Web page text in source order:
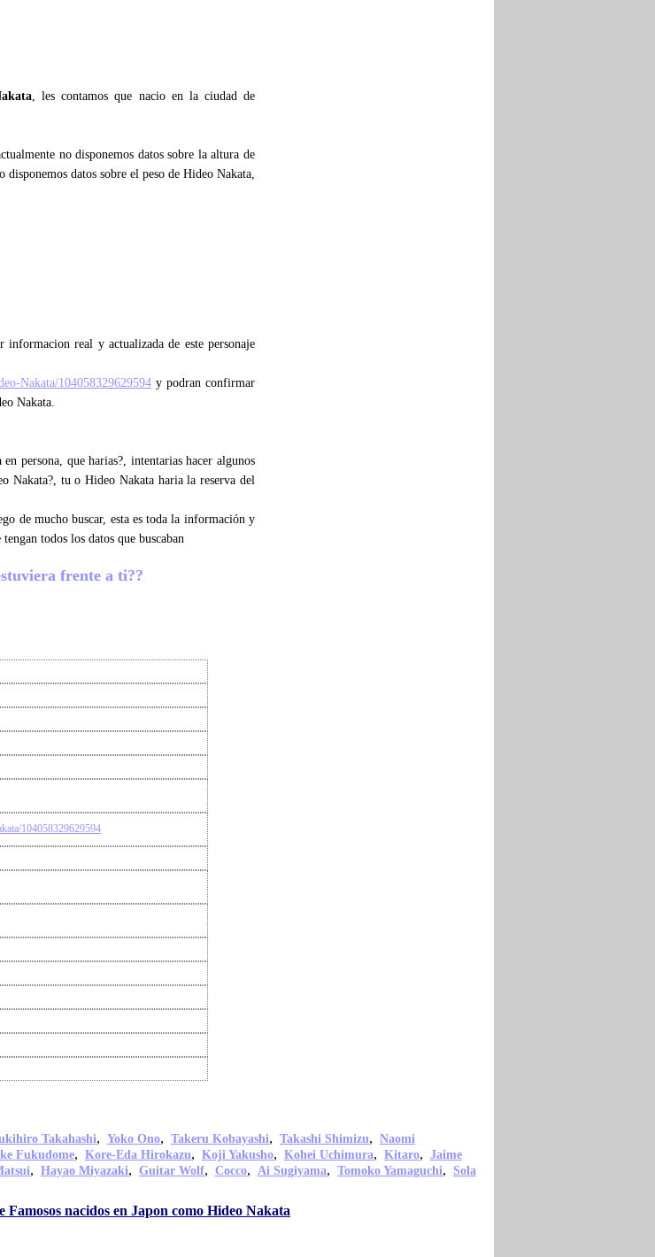
, les contamos que nacio en la ciudad de
no disponemos datos sobre la altura de
datos sobre el peso de Hideo Nakata,
real y actualizada de este personaje
Nakata/104058329629594 y podran confirmar
Nakata.
en persona, que harias?, intentarias hacer algunos
Nakata?, tu o Hideo Nakata haria la reserva del
de mucho buscar, esta es toda la información y
todos los datos que buscaban
frente a ti??
104058329629594
Takahashi, Yoko Ono, Takeru Kobayashi, Takashi Shimizu, Naomi
Fukudome, Kore-Eda Hirokazu, Koji Yakusho, Kohei Uchimura, Kitaro, Jaime
, Hayao Miyazaki, Guitar Wolf, Cocco, Ai Sugiyama, Tomoko Yamaguchi, Sola
Famosos nacidos en Japon como Hideo Nakata